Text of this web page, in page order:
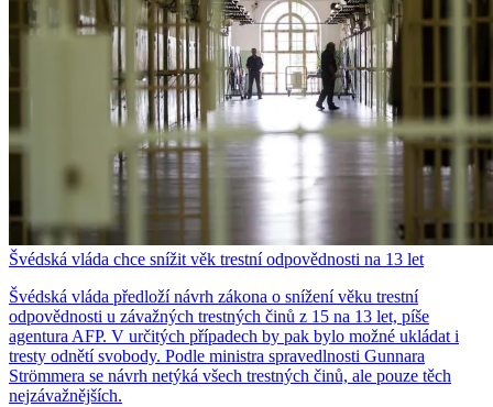
Švédská vláda chce snížit věk trestní odpovědnosti na 13 let
Švédská vláda předloží návrh zákona o snížení věku trestní
odpovědnosti u závažných trestných činů z 15 na 13 let, píše
agentura AFP. V určitých případech by pak bylo možné ukládat i
tresty odnětí svobody. Podle ministra spravedlnosti Gunnara
Strömmera se návrh netýká všech trestných činů, ale pouze těch
nejzávažnějších.